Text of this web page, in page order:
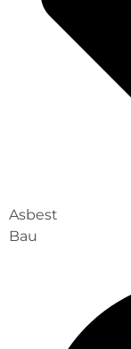
Asbest
Bau